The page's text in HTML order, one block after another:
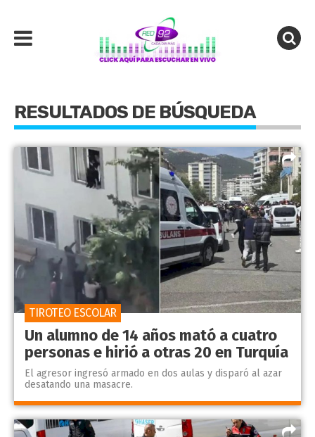
RESULTADOS DE BÚSQUEDA
Un alumno de 14 años mató a cuatro
personas e hirió a otras 20 en Turquía
El agresor ingresó armado en dos aulas y disparó al azar
desatando una masacre.
TIROTEO ESCOLAR